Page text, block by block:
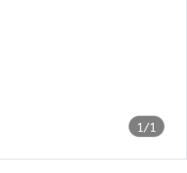
1/1